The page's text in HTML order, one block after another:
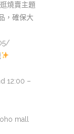
燒賣主題
，確保大
12:00 –
mall